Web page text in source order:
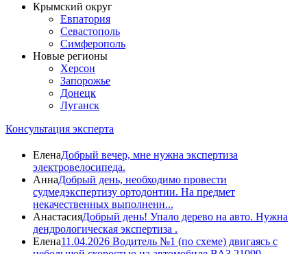
Крымский округ
Евпатория
Севастополь
Симферополь
Новые регионы
Херсон
Запорожье
Донецк
Луганск
Консультация эксперта
ЕленаДобрый вечер, мне нужна экспертиза
электровелосипеда.
АннаДобрый день, необходимо провести
судмедэкспертизу ортодонтии. На предмет
некачественных выполненн...
АнастасияДобрый день! Упало дерево на авто. Нужна
дендрологическая экспертиза .
Елена11.04.2026 Водитель №1 (по схеме) двигаясь с